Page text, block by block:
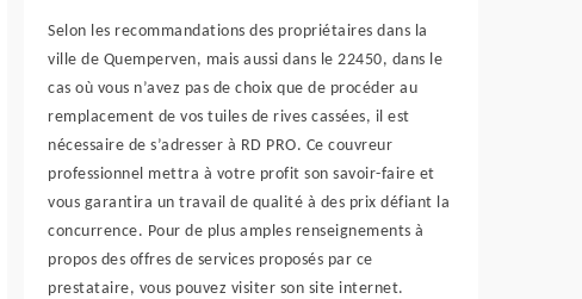
Selon les recommandations des propriétaires dans la
ville de Quemperven, mais aussi dans le 22450, dans le
cas où vous n’avez pas de choix que de procéder au
remplacement de vos tuiles de rives cassées, il est
nécessaire de s’adresser à RD PRO. Ce couvreur
professionnel mettra à votre profit son savoir-faire et
vous garantira un travail de qualité à des prix défiant la
concurrence. Pour de plus amples renseignements à
propos des offres de services proposés par ce
prestataire, vous pouvez visiter son site internet.